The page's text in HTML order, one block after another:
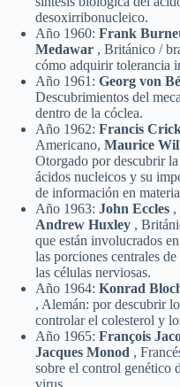
desoxirribonucleico.
Año 1960: Frank
Medawar , Británico /
cómo adquirir tolerancia
Año 1961: Georg von
Descubrimientos del
dentro de la cóclea.
Año 1962: Francis
Americano, Maurice
Otorgado por descubrir
ácidos nucleicos y su
de información en
Año 1963: John Eccles ,
Andrew Huxley ,
que están involucrados
las porciones centrales
las células nerviosas.
Año 1964: Konrad
, Alemán: por descubrir
controlar el colesterol y
Año 1965: François
Jacques Monod ,
sobre el control genético
virus.